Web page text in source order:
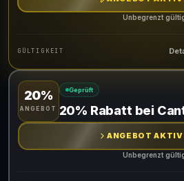
Unbegrenzt
GÜLTIGKEIT
Gültig für teilnehmende Produkte
20%
ANGEBOT
Geprüft
20% Rabatt bei
ANGEBOT
Unbegrenzt